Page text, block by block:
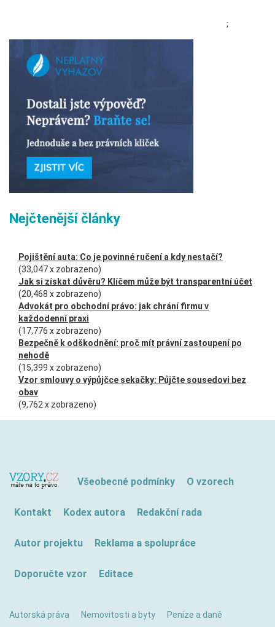
;
Nejčtenější články
Pojištění auta: Co je povinné ručení a kdy nestačí?
(33,047 x zobrazeno)
Jak si získat důvěru? Klíčem může být transparentní účet
(20,468 x zobrazeno)
Advokát pro obchodní právo: jak chrání firmu v
každodenní praxi
(17,776 x zobrazeno)
Bezpečně k odškodnění: proč mít právní zastoupení po
nehodě
(15,399 x zobrazeno)
Vzor smlouvy o výpůjčce sekačky: Půjčte sousedovi bez
obav
(9,762 x zobrazeno)
Všeobecné podmínky O vzorech
Kontakt Kodex autora Redakční rada
Autor projektu Reklama a spolupráce
Doporučte vzor Editace
Autorská práva Nemovitosti a byty Peníze a daně